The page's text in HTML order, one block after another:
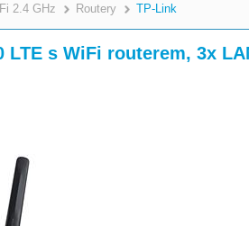
2.4 GHz >
Routery >
TP-Link
LTE s WiFi routerem, 3x